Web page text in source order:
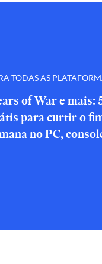
TODAS AS
of War e mais:
para curtir o
no PC,